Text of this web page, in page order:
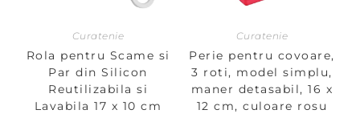
Curatenie
Rola pentru Scame si
Par din Silicon
Reutilizabila si
Lavabila 17 x 10 cm
Curatenie
Perie pentru covoare,
3 roti, model simplu,
maner detasabil, 16 x
12 cm, culoare rosu